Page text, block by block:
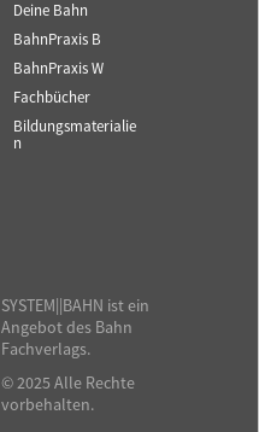
Deine Bahn
BahnPraxis B
BahnPraxis W
Fachbücher
Bildungsmaterialie
n
SYSTEM||BAHN ist ein
Angebot des Bahn
Fachverlags.
© 2025 Alle Rechte
vorbehalten.